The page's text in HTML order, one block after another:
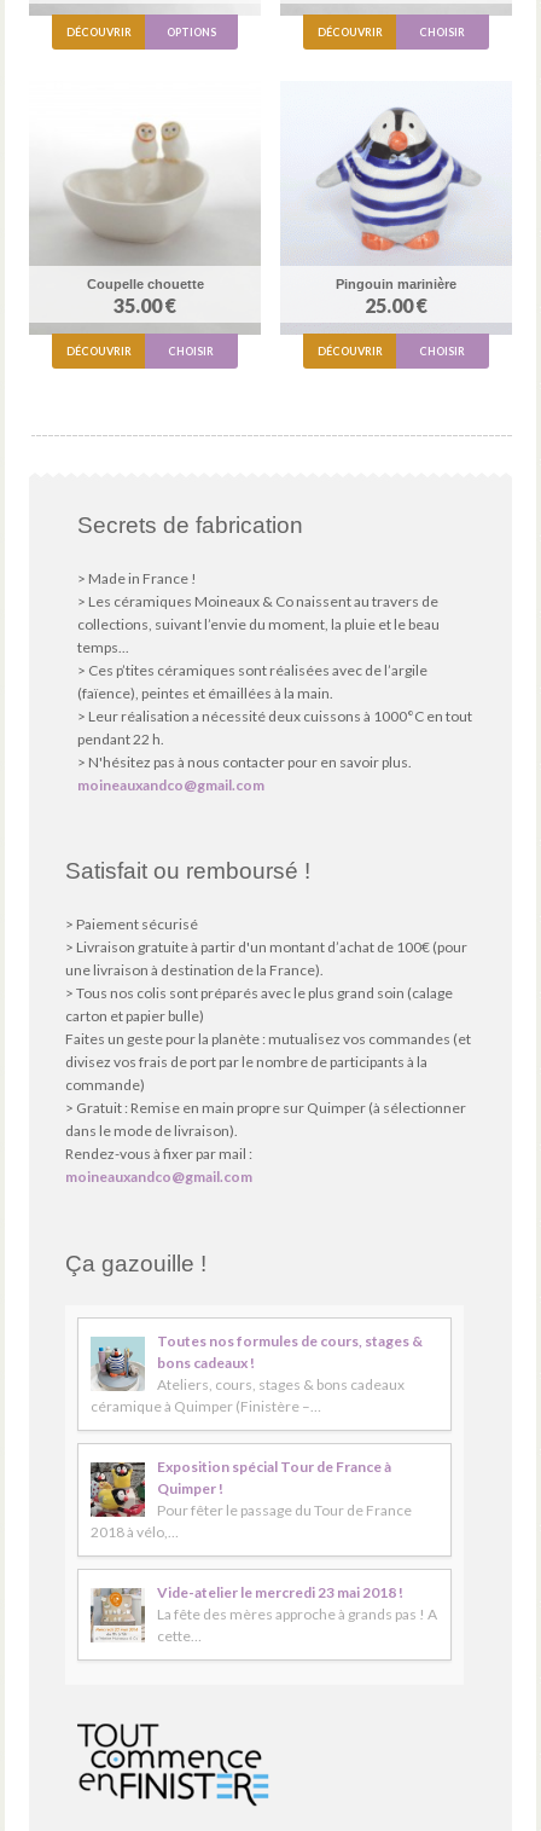
DÉCOUVRIR OPTIONS DÉCOUVRIR CHOISIR
Coupelle chouette
35.00 €
DÉCOUVRIR CHOISIR
Pingouin marinière
25.00 €
DÉCOUVRIR CHOISIR
Secrets de fabrication
> Made in France !
> Les céramiques Moineaux & Co naissent au travers de
collections, suivant l’envie du moment, la pluie et le beau
temps...
> Ces p’tites céramiques sont réalisées avec de l’argile
(faïence), peintes et émaillées à la main.
> Leur réalisation a nécessité deux cuissons à 1000°C en tout
pendant 22 h.
> N'hésitez pas à nous contacter pour en savoir plus.
moineauxandco@gmail.com
Satisfait ou remboursé !
> Paiement sécurisé
> Livraison gratuite à partir d'un montant d’achat de 100€ (pour
une livraison à destination de la France).
> Tous nos colis sont préparés avec le plus grand soin (calage
carton et papier bulle)
Faites un geste pour la planète : mutualisez vos commandes (et
divisez vos frais de port par le nombre de participants à la
commande)
> Gratuit : Remise en main propre sur Quimper (à sélectionner
dans le mode de livraison).
Rendez-vous à fixer par mail :
moineauxandco@gmail.com
Ça gazouille !
Toutes nos formules de cours, stages &
bons cadeaux !
Ateliers, cours, stages & bons cadeaux
céramique à Quimper (Finistère –…
Exposition spécial Tour de France à
Quimper !
Pour fêter le passage du Tour de France
2018 à vélo,…
Vide-atelier le mercredi 23 mai 2018 !
La fête des mères approche à grands pas ! A
cette…